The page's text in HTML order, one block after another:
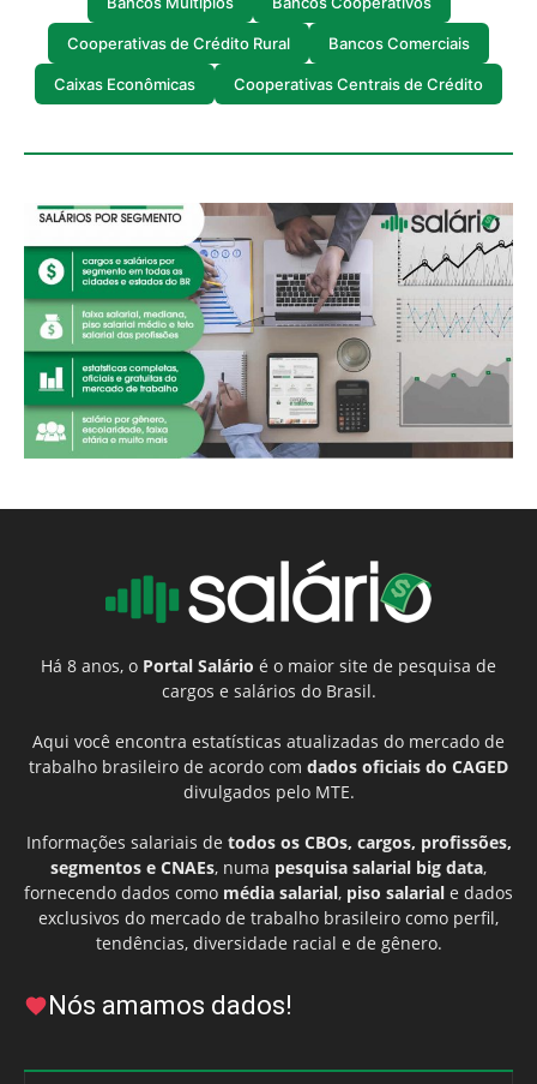
Cooperativas de Crédito Rural Bancos Comerciais
Caixas Econômicas Cooperativas Centrais de Crédito
Há 8 anos, o Portal Salário é o maior site de pesquisa de
cargos e salários do Brasil.
Aqui você encontra estatísticas atualizadas do mercado de
trabalho brasileiro de acordo com dados oficiais do CAGED
divulgados pelo MTE.
Informações salariais de todos os CBOs, cargos, profissões,
segmentos e CNAEs, numa pesquisa salarial big data,
fornecendo dados como média salarial, piso salarial e dados
exclusivos do mercado de trabalho brasileiro como perfil,
tendências, diversidade racial e de gênero.
Nós amamos dados!